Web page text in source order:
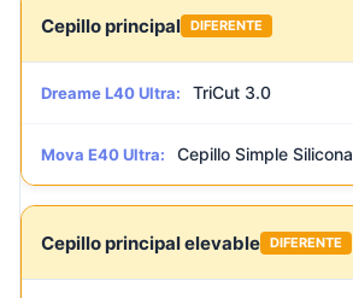
Cepillo principal DIFERENTE
Dreame L40 Ultra: TriCut 3.0
Mova E40 Ultra: Cepillo Simple Silicona
Cepillo principal elevable DIFERENTE